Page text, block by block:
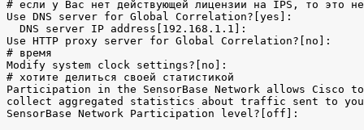
# если у Вас нет действующей лицензии на IPS, то это
Use DNS server for Global Correlation?[yes]:
  DNS server IP address[192.168.1.1]:
Use HTTP proxy server for Global Correlation?[no]:
# время
Modify system clock settings?[no]:
# хотите делиться своей статистикой
Participation in the SensorBase Network allows Cisco to
collect aggregated statistics about traffic sent to
SensorBase Network Participation level?[off]: